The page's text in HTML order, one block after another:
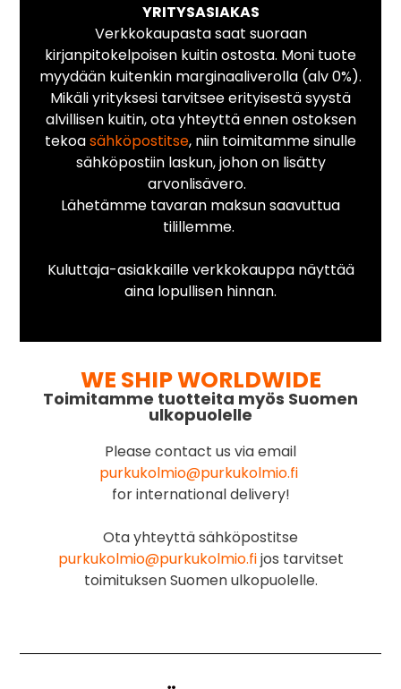
YRITYSASIAKAS
Verkkokaupasta saat suoraan
kirjanpitokelpoisen kuitin ostosta. Moni tuote
myydään kuitenkin marginaaliverolla (alv 0%).
Mikäli yrityksesi tarvitsee erityisestä syystä
alvillisen kuitin, ota yhteyttä ennen ostoksen
tekoasähköpostitse, niin toimitamme sinulle
sähköpostiin laskun, johon on lisätty
arvonlisävero.
Lähetämme tavaran maksun saavuttua
tilillemme.
Kuluttaja-asiakkaille verkkokauppa näyttää
aina lopullisen hinnan.
WE SHIP WORLDWIDE
Toimitamme tuotteita myös Suomen
ulkopuolelle
Please contact us via email
purkukolmio@purkukolmio.fi
for international delivery!
Ota yhteyttä sähköpostitse
purkukolmio@purkukolmio.fijos tarvitset
toimituksen Suomen ulkopuolelle.